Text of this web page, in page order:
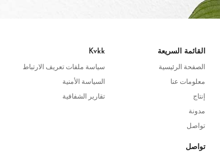
القائمة السريعة
الصفحة الرئيسية
معلومات عنا
إنتاج
مدونة
تواصل
Kvkk
سياسة ملفات تعريف الارتباط
السياسة الأمنية
تقارير الشفافية
تواصل